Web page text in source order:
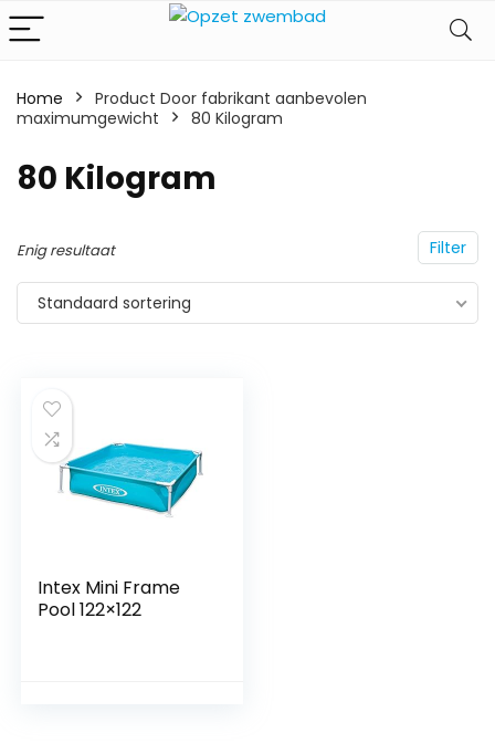
Home
Product Door fabrikant aanbevolen
maximumgewicht
‎80 Kilogram
‎80 Kilogram
Filter
Enig resultaat
Standaard sortering
Intex Mini Frame
Pool 122×122